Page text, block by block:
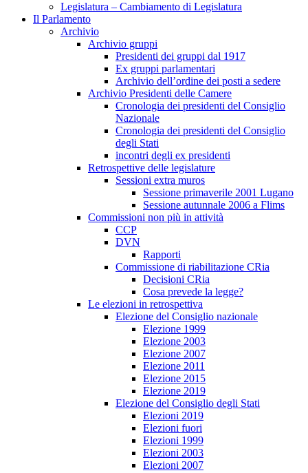
Legislatura – Cambiamento di Legislatura
Il Parlamento
Archivio
Archivio gruppi
Presidenti dei gruppi dal 1917
Ex gruppi parlamentari
Archivio dell’ordine dei posti a sedere
Archivio Presidenti delle Camere
Cronologia dei presidenti del Consiglio
Nazionale
Cronologia dei presidenti del Consiglio
degli Stati
incontri degli ex presidenti
Retrospettive delle legislature
Sessioni extra muros
Sessione primaverile 2001 Lugano
Sessione autunnale 2006 a Flims
Commissioni non più in attività
CCP
DVN
Rapporti
Commissione di riabilitazione CRia
Decisioni CRia
Cosa prevede la legge?
Le elezioni in retrospettiva
Elezione del Consiglio nazionale
Elezione 1999
Elezione 2003
Elezione 2007
Elezione 2011
Elezione 2015
Elezione 2019
Elezione del Consiglio degli Stati
Elezioni 2019
Elezioni fuori
Elezioni 1999
Elezioni 2003
Elezioni 2007